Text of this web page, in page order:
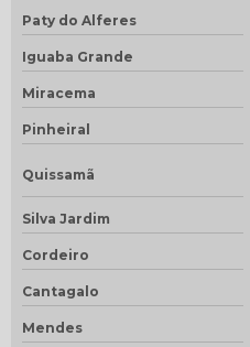
Paty do Alferes
Iguaba Grande
Miracema
Pinheiral
Quissamã
Silva Jardim
Cordeiro
Cantagalo
Mendes